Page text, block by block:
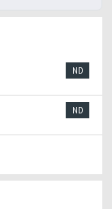
ND
ND